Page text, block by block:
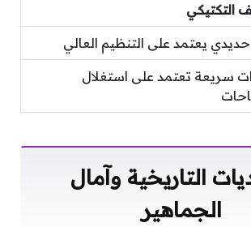
التكتيكي
يعتمد على التنظيم العالي
سريعة تعتمد على استغلال
التاريخية وآمال
الجماهير